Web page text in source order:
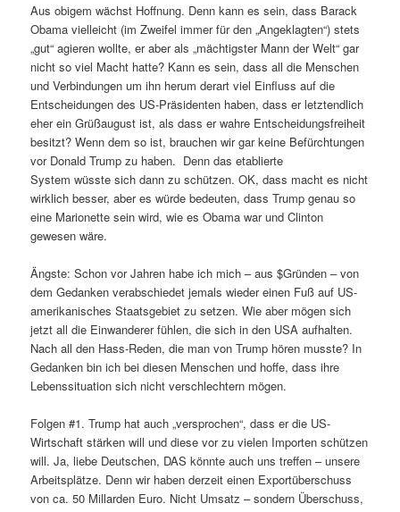
Aus obigem wächst Hoffnung. Denn kann es sein, dass Barack
Obama vielleicht (im Zweifel immer für den „Angeklagten“) stets
„gut“ agieren wollte, er aber als „mächtigster Mann der Welt“ gar
nicht so viel Macht hatte? Kann es sein, dass all die Menschen
und Verbindungen um ihn herum derart viel Einfluss auf die
Entscheidungen des US-Präsidenten haben, dass er letztendlich
eher ein Grüßaugust ist, als dass er wahre Entscheidungsfreiheit
besitzt? Wenn dem so ist, brauchen wir gar keine Befürchtungen
vor Donald Trump zu haben. Denn das etablierte
System wüsste sich dann zu schützen. OK, dass macht es nicht
wirklich besser, aber es würde bedeuten, dass Trump genau so
eine Marionette sein wird, wie es Obama war und Clinton
gewesen wäre.
Ängste: Schon vor Jahren habe ich mich – aus $Gründen – von
dem Gedanken verabschiedet jemals wieder einen Fuß auf US-
amerikanisches Staatsgebiet zu setzen. Wie aber mögen sich
jetzt all die Einwanderer fühlen, die sich in den USA aufhalten.
Nach all den Hass-Reden, die man von Trump hören musste? In
Gedanken bin ich bei diesen Menschen und hoffe, dass ihre
Lebenssituation sich nicht verschlechtern mögen.
Folgen #1. Trump hat auch „versprochen“, dass er die US-
Wirtschaft stärken will und diese vor zu vielen Importen schützen
will. Ja, liebe Deutschen, DAS könnte auch uns treffen – unsere
Arbeitsplätze. Denn wir haben derzeit einen Exportüberschuss
von ca. 50 Millarden Euro. Nicht Umsatz – sondern Überschuss,